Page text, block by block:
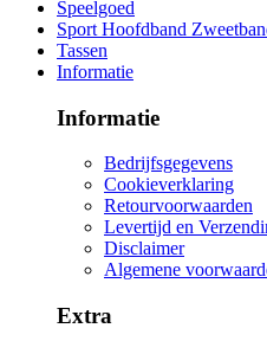
Speelgoed
Sport Hoofdband
Tassen
Informatie
Informatie
Bedrijfsgegevens
Cookieverklaring
Retourvoorwaarden
Levertijd en
Disclaimer
Algemene
Extra